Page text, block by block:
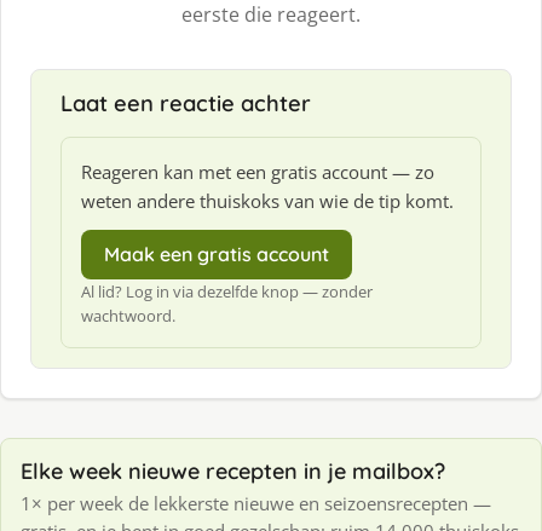
eerste die reageert.
Laat een reactie achter
Reageren kan met een gratis account — zo
weten andere thuiskoks van wie de tip komt.
Maak een gratis account
Al lid? Log in via dezelfde knop — zonder
wachtwoord.
Elke week nieuwe recepten in je mailbox?
1× per week de lekkerste nieuwe en seizoensrecepten —